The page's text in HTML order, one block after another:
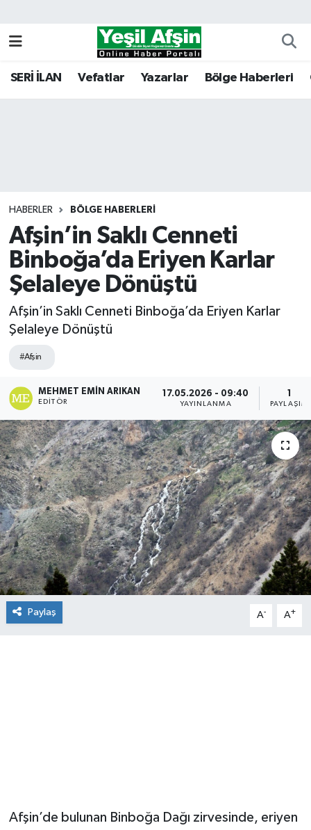
SERİ İLAN Vefatlar Yazarlar Bölge Haberleri
HABERLER BÖLGE HABERLERI
Afşin’in Saklı Cenneti
Binboğa’da Eriyen Karlar
Şelaleye Dönüştü
Afşin’in Saklı Cenneti Binboğa’da Eriyen Karlar
Şelaleye Dönüştü
#Afşin
MEHMET EMIN ARIKAN
EDITÖR
17.05.2026 - 09:40
YAYINLANMA
1
PAYLAŞIM
Paylaş A- A+
Afşin’de bulunan Binboğa Dağı zirvesinde, eriyen
Kahramanmaraş Nöbetçi Eczaneler
Tüm Manşetler
Son Dakika Haberleri